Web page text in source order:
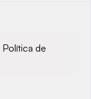
Política de